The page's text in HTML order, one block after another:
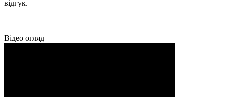
відгук.
Відео огляд